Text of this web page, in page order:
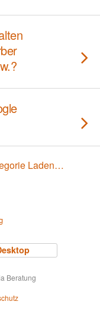
Laden…
Beratung